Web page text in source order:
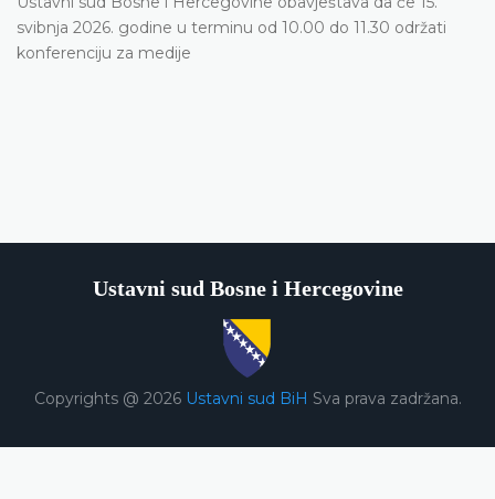
svibnja 2026. godine u terminu od 10.00 do 11.30 održati
konferenciju za medije
Ustavni sud Bosne i Hercegovine
Copyrights @ 2026 Ustavni sud BiH Sva prava zadržana.